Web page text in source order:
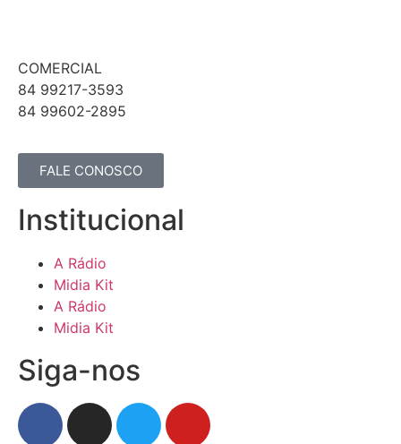
COMERCIAL
84 99217-3593
84 99602-2895
FALE CONOSCO
Institucional
A Rádio
Midia Kit
A Rádio
Midia Kit
Siga-nos